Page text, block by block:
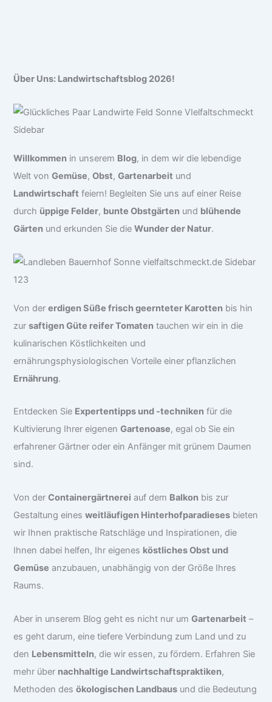
Über Uns: Landwirtschaftsblog 2026!
Willkommen in unserem Blog, in dem wir die lebendige
Welt vonGemüse,Obst,Gartenarbeit und
Landwirtschaft feiern! Begleiten Sie uns auf einer Reise
durch üppige Felder, bunte Obstgärten und blühende
Gärten und erkunden Sie dieWunder der Natur.
Von dererdigen Süße frisch geernteter Karotten bis hin
zursaftigen Güte reifer Tomaten tauchen wir ein in die
kulinarischen Köstlichkeiten und
ernährungsphysiologischen Vorteile einer pflanzlichen
Ernährung.
Entdecken Sie Expertentipps und -techniken für die
Kultivierung Ihrer eigenenGartenoase, egal ob Sie ein
erfahrener Gärtner oder ein Anfänger mit grünem Daumen
sind.
Von derContainergärtnerei auf dem Balkon bis zur
Gestaltung einesweitläufigen Hinterhofparadieses bieten
wir Ihnen praktische Ratschläge und Inspirationen, die
Ihnen dabei helfen, Ihr eigenes köstliches Obst und
Gemüse anzubauen, unabhängig von der Größe Ihres
Raums.
Aber in unserem Blog geht es nicht nur umGartenarbeit –
es geht darum, eine tiefere Verbindung zum Land und zu
den Lebensmitteln, die wir essen, zu fördern. Erfahren Sie
mehr über nachhaltige Landwirtschaftspraktiken,
Methoden desökologischen Landbaus und die Bedeutung